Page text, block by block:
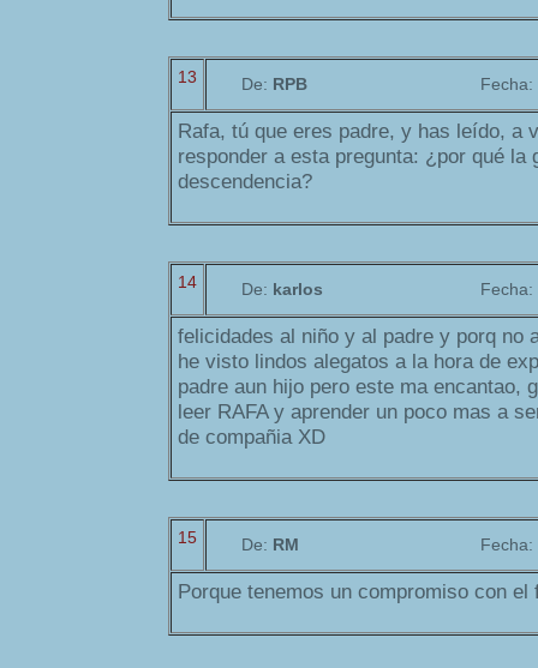
13 De: RPB Fecha:
Rafa, tú que eres padre, y has leído, a
responder a esta pregunta: ¿por qué la
descendencia?
14 De: karlos Fecha:
felicidades al niño y al padre y porq no
he visto lindos alegatos a la hora de
padre aun hijo pero este ma encantao,
leer RAFA y aprender un poco mas a
de compañia XD
15 De: RM Fecha:
Porque tenemos un compromiso con el